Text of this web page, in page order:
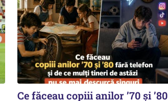
Ce făceau copiii anilor ’70 și ’80